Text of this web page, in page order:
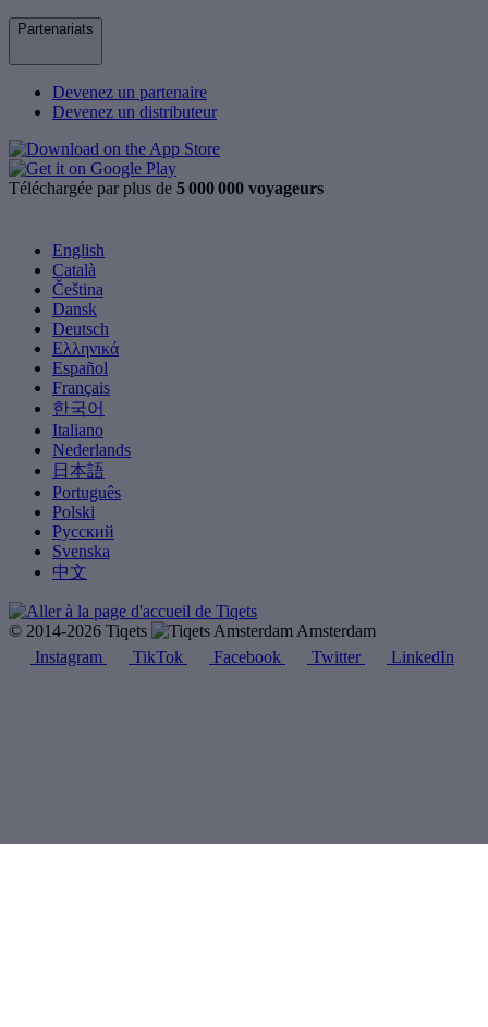
Partenariats
Devenez un partenaire
Devenez un distributeur
Téléchargée par plus de 5 000 000 voyageurs
English
Català
Čeština
Dansk
Deutsch
Ελληνικά
Español
Français
한국어
Italiano
Nederlands
日本語
Português
Polski
Русский
Svenska
中文
© 2014-2026 Tiqets
Amsterdam
Instagram
TikTok Facebook Twitter LinkedIn